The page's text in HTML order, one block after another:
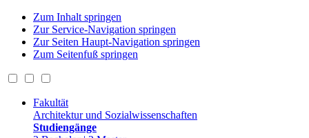
Zum Inhalt springen
Zur Service-Navigation springen
Zur Seiten Haupt-Navigation springen
Zum Seitenfuß springen
Fakultät
Architektur und Sozialwissenschaften
Studiengänge